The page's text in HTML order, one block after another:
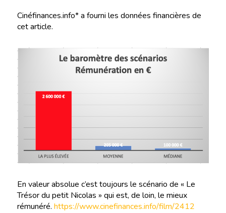
Cinéfinances.info* a fourni les données financières de
cet article.
En valeur absolue c’est toujours le scénario de « Le
Trésor du petit Nicolas » qui est, de loin, le mieux
rémunéré. https://www.cinefinances.info/film/2412